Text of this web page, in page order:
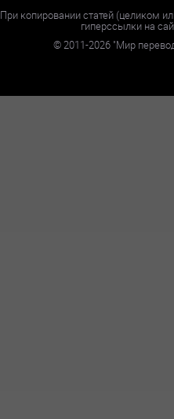
При копировании статей (целиком
гиперссылки на
©2011-2026 "Мир